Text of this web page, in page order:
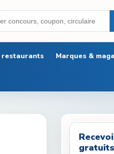
restaurants Marques &
gratuits